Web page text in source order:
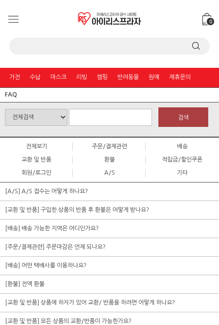
0
가전 수납 마스크 리빙 캠핑 반려동물 원예 제휴문의
FAQ
검색
전체보기 주문/결제관련 배송
교환 및 반품 환불 적립금/할인쿠폰
회원/로그인 A/S 기타
[A/S] A/S 접수는 어떻게 하나요?
[교환 및 반품] 구입한 상품의 반품 후 환불은 어떻게 받나요?
[배송] 배송 가능한 지역은 어디인가요?
[주문/결제관련] 주문마감은 언제 되나요?
[배송] 어떤 택배사를 이용하나요?
[환불] 전액 환불
[교환 및 반품] 상품에 하자가 있어 교환/ 반품을 하려면 어떻게 하나요?
[교환 및 반품] 모든 상품의 교환/반품이 가능한가요?